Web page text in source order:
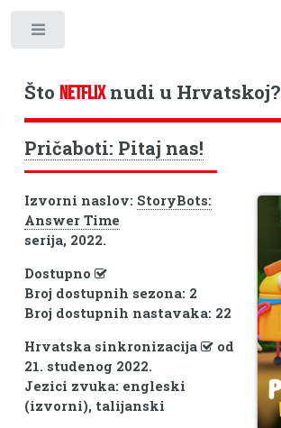
Što NETFLIXnudi u Hrvatskoj?
Pričaboti: Pitaj nas!
Izvorni naslov: StoryBots:
Answer Time
serija, 2022.
Dostupno
Broj dostupnih sezona: 2
Broj dostupnih nastavaka: 22
Hrvatska sinkronizacija
od
21. studenog 2022.
Jezici zvuka: engleski
(izvorni), talijanski